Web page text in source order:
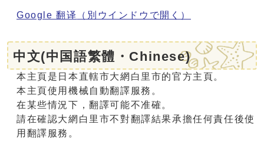
Google 翻译 （別ウインドウで開く）
中文(中国語繁體・Chinese)
本主頁是日本直轄市大網白里市的官方主頁。
本主頁使用機械自動翻譯服務。
在某些情況下，翻譯可能不准確。
請在確認大網白里市不對翻譯結果承擔任何責任後使
用翻譯服務。